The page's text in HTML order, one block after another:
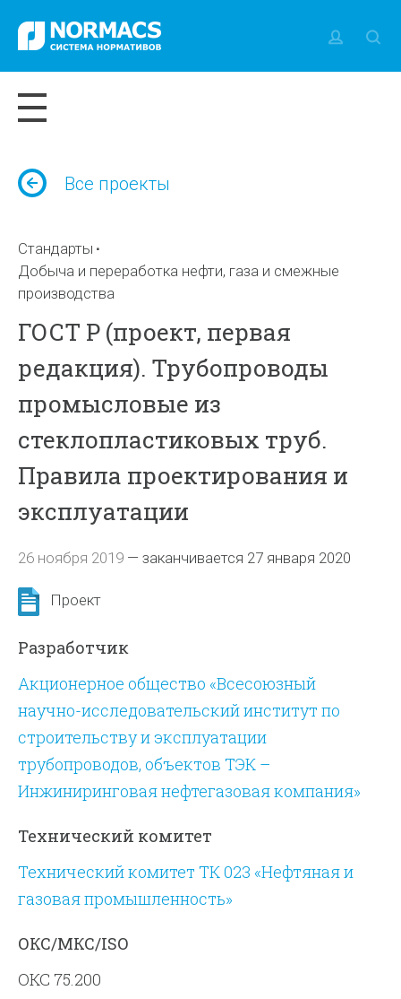
Все проекты
Стандарты
Добыча и переработка нефти, газа и смежные
производства
ГОСТ Р (проект, первая
редакция). Трубопроводы
промысловые из
стеклопластиковых труб.
Правила проектирования и
эксплуатации
26 ноября 2019 —заканчивается 27 января 2020
Проект
Разработчик
Акционерное общество «Всесоюзный
научно-исследовательский институт по
строительству и эксплуатации
трубопроводов, объектов ТЭК –
Инжиниринговая нефтегазовая компания»
Технический комитет
Технический комитет ТК 023 «Нефтяная и
газовая промышленность»
ОКС/МКС/ISO
ОКС 75.200